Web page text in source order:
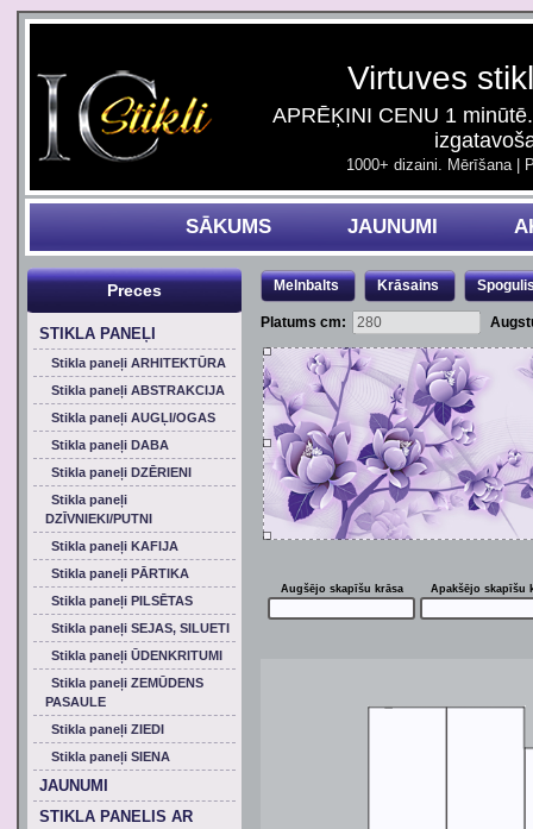
Virtuves
APRĒĶINI CENU 1
1000+ dizaini. Mērīšana |
SĀKUMS JAUNUMI
Melnbalts Krāsains
Platums cm:
Augšējo skapīšu krāsa Apakšējo skapīšu
Preces
STIKLA PANEĻI
Stikla paneļi ARHITEKTŪRA
Stikla paneļi ABSTRAKCIJA
Stikla paneļi AUGĻI/OGAS
Stikla paneļi DABA
Stikla paneļi DZĒRIENI
Stikla paneļi
DZĪVNIEKI/PUTNI
Stikla paneļi KAFIJA
Stikla paneļi PĀRTIKA
Stikla paneļi PILSĒTAS
Stikla paneļi SEJAS, SILUETI
Stikla paneļi ŪDENKRITUMI
Stikla paneļi ZEMŪDENS
PASAULE
Stikla paneļi ZIEDI
Stikla paneļi SIENA
JAUNUMI
STIKLA PANELIS AR